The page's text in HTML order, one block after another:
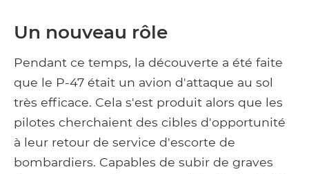
Un nouveau rôle
Pendant ce temps, la découverte a été faite
que le P-47 était un avion d'attaque au sol
très efficace. Cela s'est produit alors que les
pilotes cherchaient des cibles d'opportunité
à leur retour de service d'escorte de
bombardiers. Capables de subir de graves